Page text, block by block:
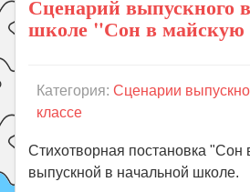
Сценарий выпускного
школе "Сон в майскую
Категория:Сценарии
классе
Стихотворная постановка "Сон
выпускной в начальной школе.